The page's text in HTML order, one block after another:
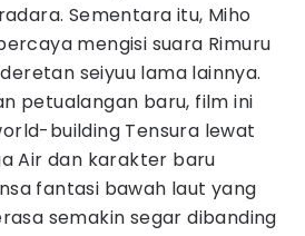
Sementara itu, Miho
mengisi suara Rimuru
seiyuu lama lainnya.
petualangan baru, film ini
building Tensura lewat
Air dan karakter baru
fantasi bawah laut yang
semakin segar dibanding